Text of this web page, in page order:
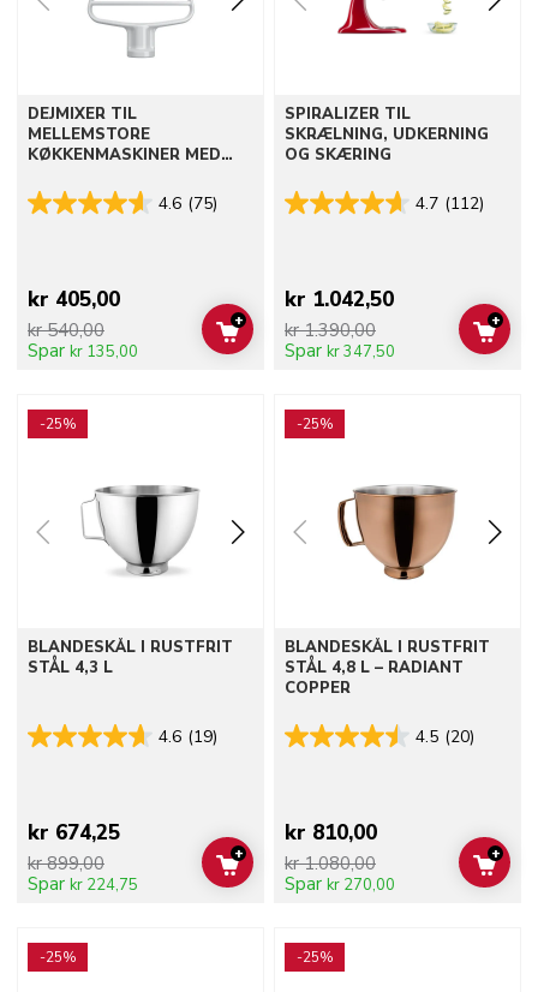
DEJMIXER TIL
MELLEMSTORE
KØKKENMASKINER MED
4.6 (75)
kr 405,00
kr 540,00
Spar kr 135,00
ADD TO CART
+
SPIRALIZER TIL
SKRÆLNING, UDKERNING
OG SKÆRING
4.7 (112)
kr 1.042,50
kr 1.390,00
Spar kr 347,50
ADD
+
-25%
BLANDESKÅL I RUSTFRIT
STÅL 4,3 L
4.6 (19)
kr 674,25
kr 899,00
Spar kr 224,75
ADD TO CART
+
-25%
BLANDESKÅL I RUSTFRIT
STÅL 4,8 L – RADIANT
COPPER
4.5 (20)
kr 810,00
kr 1.080,00
Spar kr 270,00
ADD
+
-25% -25%